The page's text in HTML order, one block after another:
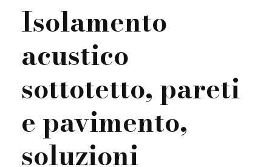
Isolamento
acustico
sottotetto, pareti
e pavimento,
soluzioni